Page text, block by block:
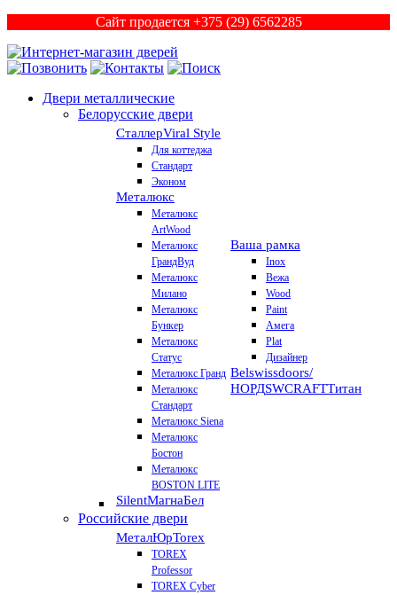
Сайт продается +375 (29) 6562285
Двери металлические
Белорусские двери
СталлерViral Style
Для коттеджа
Стандарт
Эконом
Металюкс
Металюкс
ArtWood
Металюкс
ГрандВуд
Металюкс
Милано
Металюкс
Бункер
Металюкс
Статус
Металюкс Гранд
Металюкс
Стандарт
Металюкс Siena
Металюкс
Бостон
Металюкс
BOSTON LITE
SilentМагнаБел
Ваша рамка
Inox
Вежа
Wood
Paint
Амега
Plat
Дизайнер
Belswissdoors/
НОРДSWCRAFTТитан
Российские двери
МеталЮрTorex
TOREX
Professor
TOREX Cyber